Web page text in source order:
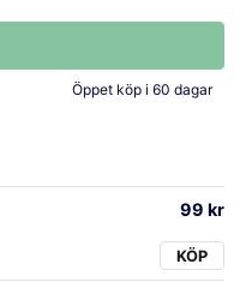
Öppet köp i 60 dagar
99 kr
KÖP